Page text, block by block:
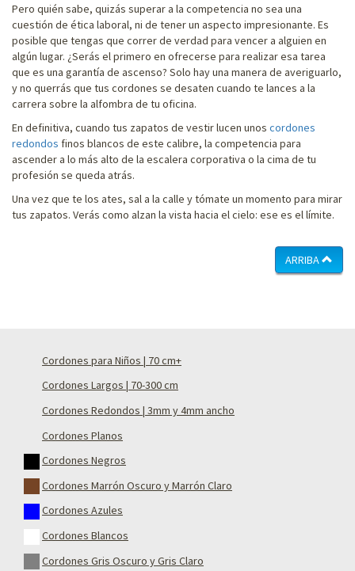
Pero quién sabe, quizás superar a la competencia no sea una
cuestión de ética laboral, ni de tener un aspecto impresionante. Es
posible que tengas que correr de verdad para vencer a alguien en
algún lugar. ¿Serás el primero en ofrecerse para realizar esa tarea
que es una garantía de ascenso? Solo hay una manera de averiguarlo,
y no querrás que tus cordones se desaten cuando te lances a la
carrera sobre la alfombra de tu oficina.
En definitiva, cuando tus zapatos de vestir lucen unos cordones
redondos finos blancos de este calibre, la competencia para
ascender a lo más alto de la escalera corporativa o la cima de tu
profesión se queda atrás.
Una vez que te los ates, sal a la calle y tómate un momento para mirar
tus zapatos. Verás como alzan la vista hacia el cielo: ese es el límite.
ARRIBA
Cordones para Niños | 70 cm+
Cordones Largos | 70-300 cm
Cordones Redondos | 3mm y 4mm ancho
Cordones Planos
Cordones Negros
Cordones Marrón Oscuro y Marrón Claro
Cordones Azules
Cordones Blancos
Cordones Gris Oscuro y Gris Claro